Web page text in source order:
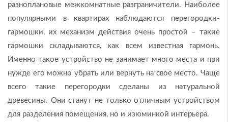
разноплановые межкомнатные разграничители. Наиболее
популярными в квартирах наблюдаются перегородки-
гармошки, их механизм действия очень простой – такие
гармошки складываются, как всем известная гармонь.
Именно такое устройство не занимает много места и при
нужде его можно убрать или вернуть на свое место. Чаще
всего такие перегородки сделаны из натуральной
древесины. Они станут не только отличным устройством
для разделения помещения, но и изюминкой интерьера.